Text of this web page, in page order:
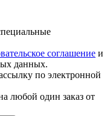
соглашение и
данных.
по электронной
любой один заказ от